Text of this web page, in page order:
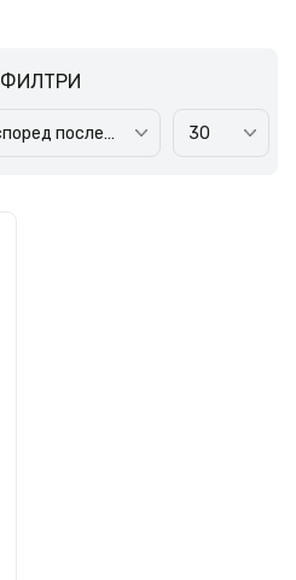
ФИЛТРИ
Подреди според последните производи 30